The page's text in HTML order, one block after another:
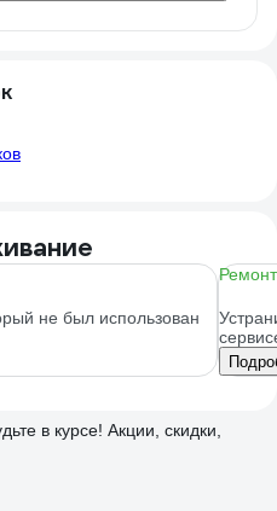
не был использован
в курсе! Акции, скидки,